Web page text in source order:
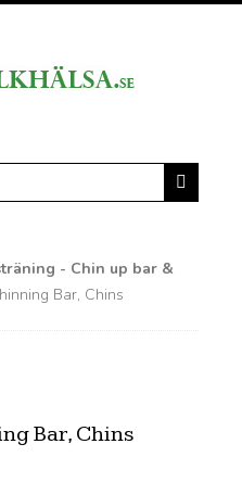
- Chin up bar &
Bar, Chins
Bar, Chins